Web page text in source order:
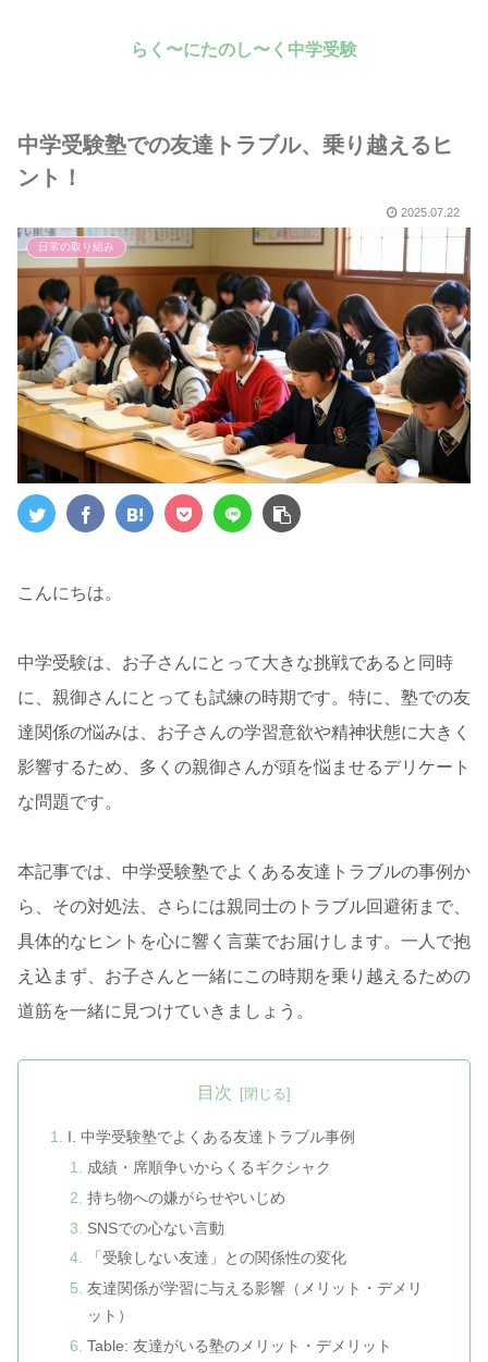
らく〜にたのし〜く中学受験
中学受験塾での友達トラブル、乗り越えるヒ
ント！
2025.07.22
日常の取り組み
こんにちは。
中学受験は、お子さんにとって大きな挑戦であると同時
に、親御さんにとっても試練の時期です。特に、塾での友
達関係の悩みは、お子さんの学習意欲や精神状態に大きく
影響するため、多くの親御さんが頭を悩ませるデリケート
な問題です。
本記事では、中学受験塾でよくある友達トラブルの事例か
ら、その対処法、さらには親同士のトラブル回避術まで、
具体的なヒントを心に響く言葉でお届けします。一人で抱
え込まず、お子さんと一緒にこの時期を乗り越えるための
道筋を一緒に見つけていきましょう。
目次
I. 中学受験塾でよくある友達トラブル事例
成績・席順争いからくるギクシャク
持ち物への嫌がらせやいじめ
SNSでの心ない言動
「受験しない友達」との関係性の変化
友達関係が学習に与える影響（メリット・デメリ
ット）
Table: 友達がいる塾のメリット・デメリット